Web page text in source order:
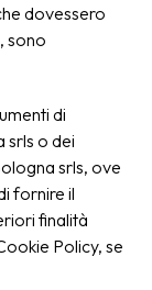
dovessero
sono
di
srls o dei
srls, ove
fornire il
finalità
Policy, se